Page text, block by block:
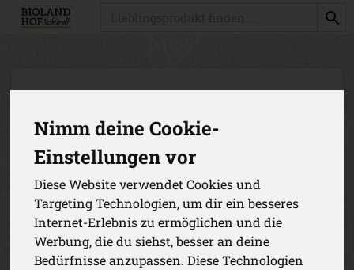
Nimm deine Cookie-
Einstellungen vor
Diese Website verwendet Cookies und
Targeting Technologien, um dir ein besseres
Internet-Erlebnis zu ermöglichen und die
Werbung, die du siehst, besser an deine
Bedürfnisse anzupassen. Diese Technologien